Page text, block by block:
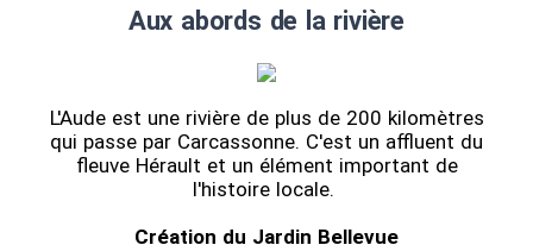
Aux abords de la rivière
L'Aude est une rivière de plus de 200 kilomètres
qui passe par Carcassonne. C'est un affluent du
fleuve Hérault et un élément important de
l'histoire locale.
Création du Jardin Bellevue